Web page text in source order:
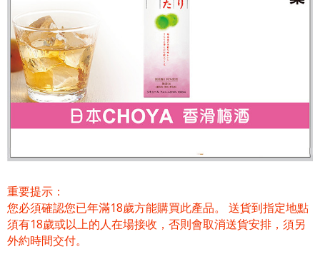
重要提示：
您必須確認您已年滿18歲方能購買此產品。 送貨到指定地點
須有18歲或以上的人在場接收，否則會取消送貨安排，須另
外約時間交付。